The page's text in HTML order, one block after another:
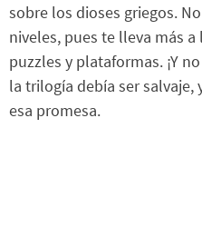
sobre los dioses griegos.
niveles, pues te lleva más
puzzles y plataformas. ¡Y
la trilogía debía ser salvaje,
esa promesa.